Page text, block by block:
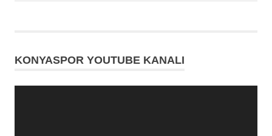
KONYASPOR YOUTUBE KANALI